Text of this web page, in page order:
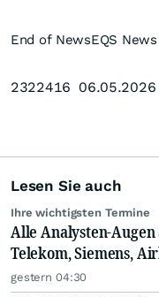
End of NewsEQS
2322416 06.05.2026
Lesen Sie auch
Ihre wichtigsten Termine
Alle Analysten-
Telekom, Siemens,
gestern 04:30